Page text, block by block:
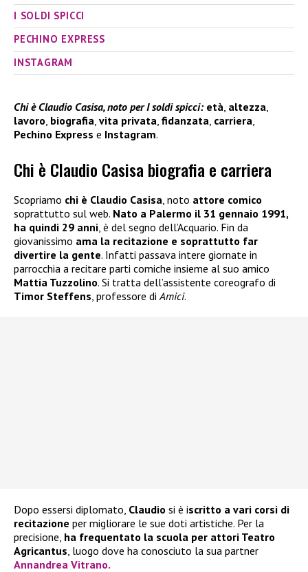
I SOLDI SPICCI
PECHINO EXPRESS
INSTAGRAM
Chi è Claudio Casisa, noto per I soldi spicci: età, altezza,
lavoro, biografia, vita privata, fidanzata, carriera,
Pechino Express e Instagram.
Chi è Claudio Casisa biografia e carriera
Scopriamo chi è Claudio Casisa , noto attore comico
soprattutto sul web. Nato a Palermo il 31 gennaio 1991,
ha quindi 29 anni , è del segno dell’Acquario. Fin da
giovanissimo ama la recitazione e soprattutto far
divertire la gente. Infatti passava intere giornate in
parrocchia a recitare parti comiche insieme al suo amico
Mattia Tuzzolino. Si tratta dell’assistente coreografo di
Timor Steffens , professore di Amici.
Dopo essersi diplomato, Claudio si è iscritto a vari corsi di
recitazione per migliorare le sue doti artistiche. Per la
precisione, ha frequentato la scuola per attori Teatro
Agricantus , luogo dove ha conosciuto la sua partner
Annandrea Vitrano.